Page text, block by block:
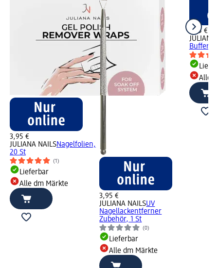
3,95 €
JULIANA NAILSNagelfolien,
20 St
(1)
Lieferbar
Alle dm Märkte
3,95 €
JULIANA NAILSUV
Nagellackentferner
Zubehör, 1 St
(0)
Lieferbar
Alle dm Märkte
1,45 €
JULIANA
Buffer, 1
Alle